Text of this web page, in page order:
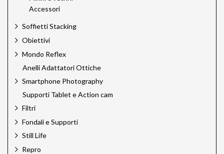
Accessori
Soffietti Stacking
Obiettivi
Mondo Reflex
Anelli Adattatori Ottiche
Smartphone Photography
Supporti Tablet e Action cam
Filtri
Fondali e Supporti
Still Life
Repro